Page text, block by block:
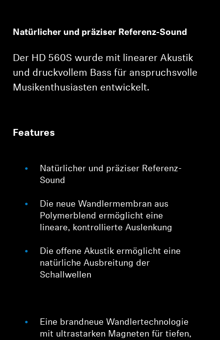
Natürlicher und präziser Referenz-Sound
Der HD 560S wurde mit linearer Akustik
und druckvollem Bass für anspruchsvolle
Musikenthusiasten entwickelt.
Features
Natürlicher und präziser Referenz-
Sound
Die neue Wandlermembran aus
Polymerblend ermöglicht eine
lineare, kontrollierte Auslenkung
Die offene Akustik ermöglicht eine
natürliche Ausbreitung der
Schallwellen
Eine brandneue Wandlertechnologie
mit ultrastarken Magneten für tiefen,